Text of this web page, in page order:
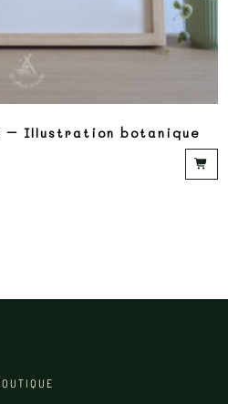
– Illustration botanique